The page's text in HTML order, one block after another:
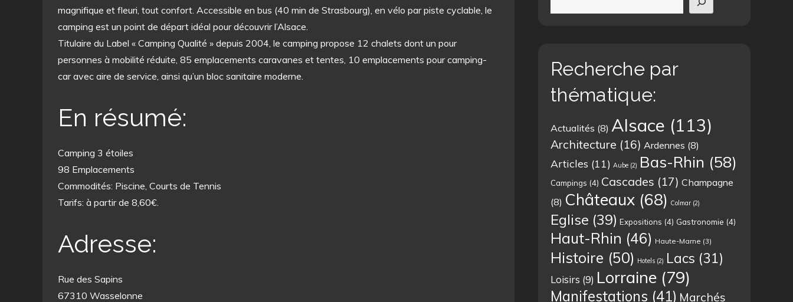
magnifique et fleuri, tout confort. Accessible en bus (40 min de Strasbourg), en vélo par piste cyclable, le
camping est un point de départ idéal pour découvrir l’Alsace.
Titulaire du Label « Camping Qualité » depuis 2004, le camping propose 12 chalets dont un pour
personnes à mobilité réduite, 85 emplacements caravanes et tentes, 10 emplacements pour camping-
car avec aire de service, ainsi qu’un bloc sanitaire moderne.
En résumé:
Camping 3 étoiles
98 Emplacements
Commodités: Piscine, Courts de Tennis
Tarifs: à partir de 8,60€.
Adresse:
Rue des Sapins
67310 Wasselonne
Recherche par
thématique:
Actualités (8) Alsace (113)
Architecture (16) Ardennes (8)
Articles (11) Aube (2) Bas-Rhin (58)
Campings (4) Cascades (17) Champagne
(8) Châteaux (68) Colmar (2)
Eglise (39) Expositions (4) Gastronomie (4)
Haut-Rhin (46) Haute-Marne (3)
Histoire (50) Hotels (2) Lacs (31)
Loisirs (9) Lorraine (79)
Manifestations (41) Marchés